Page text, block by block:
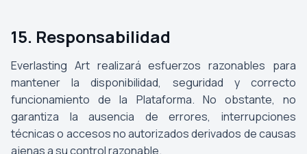
15. Responsabilidad
Everlasting Art realizará esfuerzos razonables para
mantener la disponibilidad, seguridad y correcto
funcionamiento de la Plataforma. No obstante, no
garantiza la ausencia de errores, interrupciones
técnicas o accesos no autorizados derivados de causas
ajenas a su control razonable.